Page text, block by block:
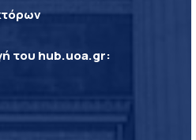
του hub.uoa.gr: